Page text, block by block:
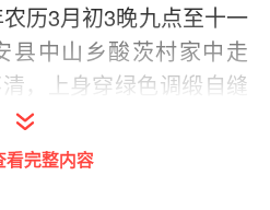
历3月初3晚九点至十一
县中山乡酸茨村家中走
，上身穿绿色调缎自缝
，下身穿深兰色带暗道
的皮底布鞋。
看完整内容